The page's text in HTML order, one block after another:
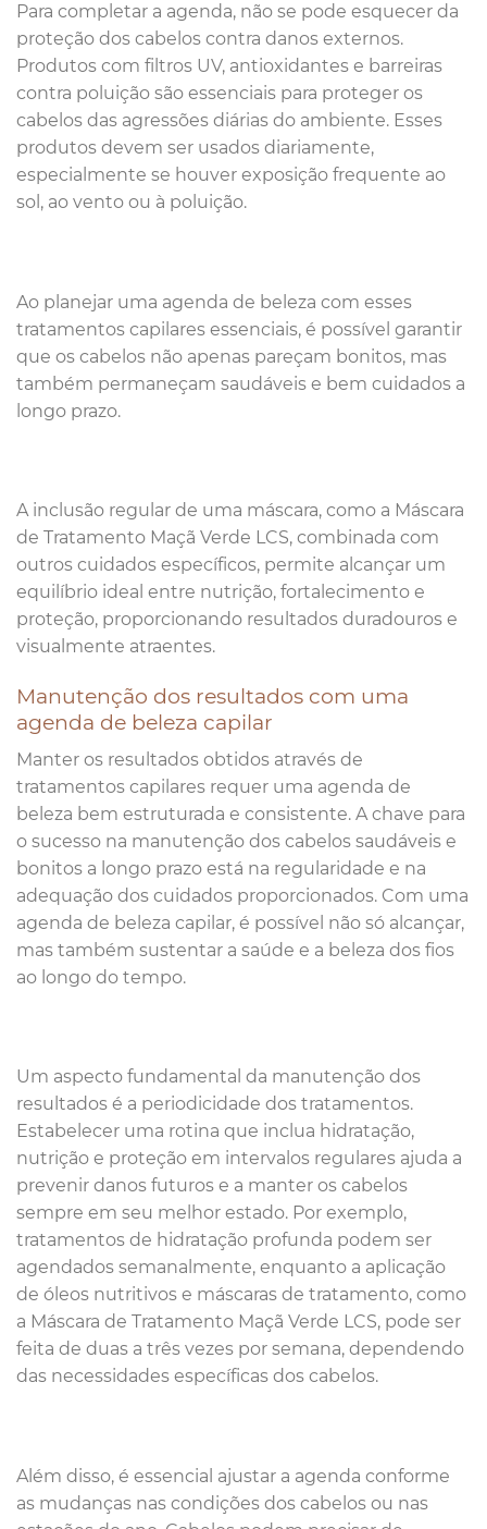
Para completar a agenda, não se pode esquecer da
proteção dos cabelos contra danos externos.
Produtos com filtros UV, antioxidantes e barreiras
contra poluição são essenciais para proteger os
cabelos das agressões diárias do ambiente. Esses
produtos devem ser usados diariamente,
especialmente se houver exposição frequente ao
sol, ao vento ou à poluição.
Ao planejar uma agenda de beleza com esses
tratamentos capilares essenciais, é possível garantir
que os cabelos não apenas pareçam bonitos, mas
também permaneçam saudáveis e bem cuidados a
longo prazo.
A inclusão regular de uma máscara, como a Máscara
de Tratamento Maçã Verde LCS, combinada com
outros cuidados específicos, permite alcançar um
equilíbrio ideal entre nutrição, fortalecimento e
proteção, proporcionando resultados duradouros e
visualmente atraentes.
Manutenção dos resultados com uma
agenda de beleza capilar
Manter os resultados obtidos através de
tratamentos capilares requer uma agenda de
beleza bem estruturada e consistente. A chave para
o sucesso na manutenção dos cabelos saudáveis e
bonitos a longo prazo está na regularidade e na
adequação dos cuidados proporcionados. Com uma
agenda de beleza capilar, é possível não só alcançar,
mas também sustentar a saúde e a beleza dos fios
ao longo do tempo.
Um aspecto fundamental da manutenção dos
resultados é a periodicidade dos tratamentos.
Estabelecer uma rotina que inclua hidratação,
nutrição e proteção em intervalos regulares ajuda a
prevenir danos futuros e a manter os cabelos
sempre em seu melhor estado. Por exemplo,
tratamentos de hidratação profunda podem ser
agendados semanalmente, enquanto a aplicação
de óleos nutritivos e máscaras de tratamento, como
a Máscara de Tratamento Maçã Verde LCS, pode ser
feita de duas a três vezes por semana, dependendo
das necessidades específicas dos cabelos.
Além disso, é essencial ajustar a agenda conforme
as mudanças nas condições dos cabelos ou nas